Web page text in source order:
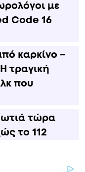
με
Code 16
καρκίνο –
τραγική
που
τώρα
το 112